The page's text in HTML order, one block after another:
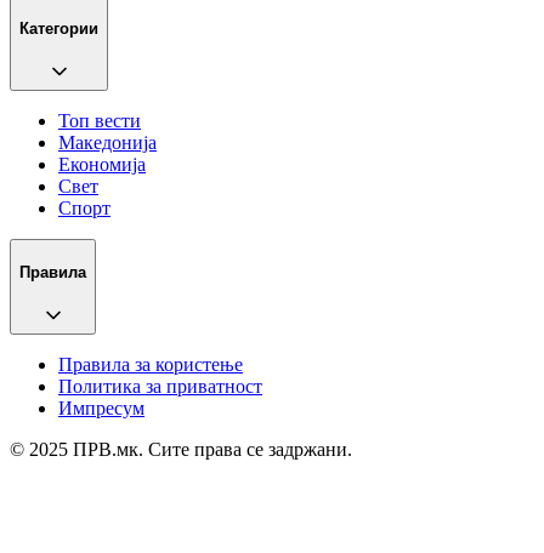
Категории
Топ вести
Македонија
Економија
Свет
Спорт
Правила
Правила за користење
Политика за приватност
Импресум
© 2025 ПРВ.мк. Сите права се задржани.